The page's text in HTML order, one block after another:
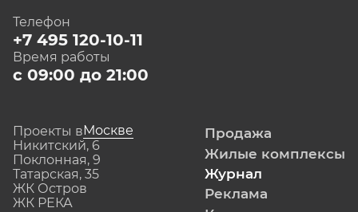
Телефон
+7 495 120-10-11
Время работы
с 09:00 до 21:00
Проекты вМоскве
Никитский, 6
Поклонная, 9
Татарская, 35
ЖК Остров
ЖК РЕКА
Продажа
Жилые комплексы
Журнал
Реклама